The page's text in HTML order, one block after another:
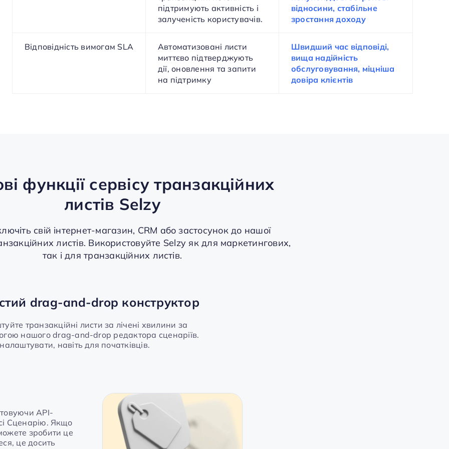
підтримують активність і
залученість користувачів.
відносини, стабільне
зростання доходу
Відповідність вимогам SLA
Автоматизовані листи
миттєво підтверджують
дії, оновлення та запити
на підтримку
Швидший час відповіді,
вища надійність
обслуговування, міцніша
довіра клієнтів
функції сервісу транзакційних
листів Selzy
свій інтернет-магазин, CRM або застосунок до нашої
листів. Використовуйте Selzy як для маркетингових,
так і для транзакційних листів.
drag-and-drop конструктор
транзакційні листи за лічені хвилини за
нашого drag-and-drop редактора сценаріїв.
навіть для початківців.
API-
Сценарію. Якщо
зробити це
це досить